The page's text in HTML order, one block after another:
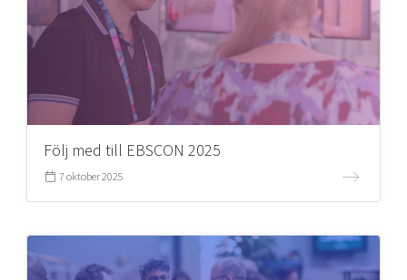
Följ med till EBSCON 2025
7 oktober 2025